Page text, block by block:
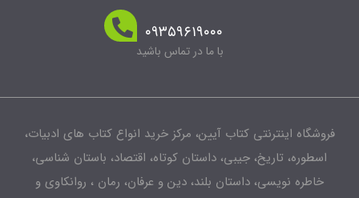
۰۹۳۵۹۶۱۹۰۰۰
با ما در تماس باشید
فروشگاه اینترنتی کتاب آیین، مرکز خرید انواع کتاب های ادبیات،
اسطوره، تاریخ، جیبی، داستان کوتاه، اقتصاد، باستان شناسی،
خاطره نویسی، داستان بلند، دین و عرفان، رمان ، روانکاوی و